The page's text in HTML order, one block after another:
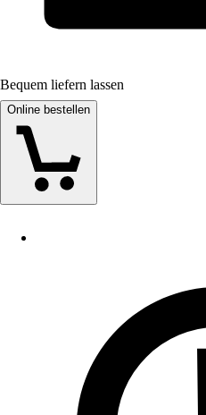
Bequem liefern lassen
Online bestellen